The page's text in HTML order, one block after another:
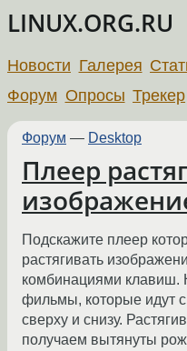
LINUX.ORG.RU
Новости Галерея
Форум Опросы Трекер
Форум — Desktop
Плеер
Подскажите плеер
растягивать
комбинациями клавиш.
фильмы, которые идут
сверху и снизу.
получаем вытянуты